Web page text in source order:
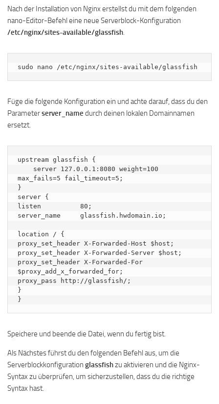
Nach der Installation von Nginx erstellst du mit dem folgenden
nano-Editor-Befehl eine neue Serverblock-Konfiguration
/etc/nginx/sites-available/glassfish.
sudo nano /etc/nginx/sites-available/glassfish
Füge die folgende Konfiguration ein und achte darauf, dass du den
Parameterserver_name durch deinen lokalen Domainnamen
ersetzt.
upstream glassfish {
server 127.0.0.1:8080 weight=100
max_fails=5 fail_timeout=5;
}
server {
listen          80;
server_name     glassfish.hwdomain.io;
location / {
proxy_set_header X-Forwarded-Host $host;
proxy_set_header X-Forwarded-Server $host;
proxy_set_header X-Forwarded-For
$proxy_add_x_forwarded_for;
proxy_pass http://glassfish/;
}
}
Speichere und beende die Datei, wenn du fertig bist.
Als Nächstes führst du den folgenden Befehl aus, um die
Serverblockkonfiguration glassfishzu aktivieren und die Nginx-
Syntax zu überprüfen, um sicherzustellen, dass du die richtige
Syntax hast.